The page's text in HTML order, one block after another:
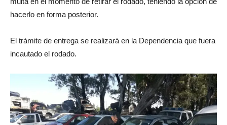
hacerlo en forma posterior.
El trámite de entrega se realizará en la Dependencia que fuera
incautado el rodado.